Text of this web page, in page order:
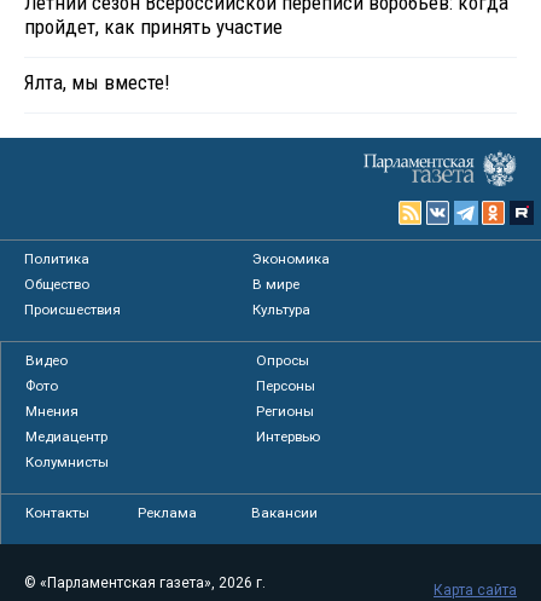
пройдет, как принять участие
Ялта, мы вместе!
Политика
Экономика
Общество
В мире
Происшествия
Культура
Видео
Опросы
Фото
Персоны
Мнения
Регионы
Медиацентр
Интервью
Колумнисты
Контакты Реклама Вакансии
© «Парламентская газета», 2026 г.
Карта сайта